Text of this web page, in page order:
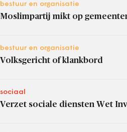
bestuur en organisatie
Moslimpartij mikt op
bestuur en organisatie
Volksgericht of klankbord
sociaal
Verzet sociale diensten Wet